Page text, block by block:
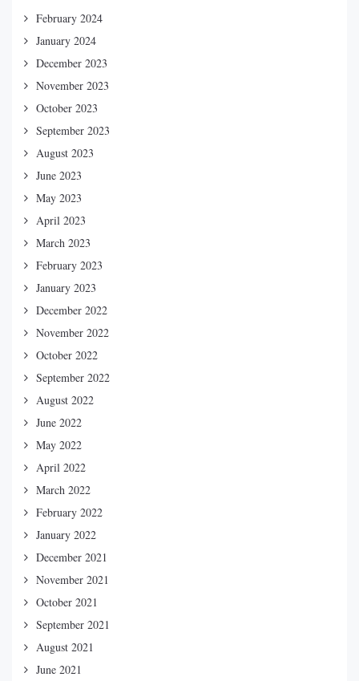
February 2024
January 2024
December 2023
November 2023
October 2023
September 2023
August 2023
June 2023
May 2023
April 2023
March 2023
February 2023
January 2023
December 2022
November 2022
October 2022
September 2022
August 2022
June 2022
May 2022
April 2022
March 2022
February 2022
January 2022
December 2021
November 2021
October 2021
September 2021
August 2021
June 2021